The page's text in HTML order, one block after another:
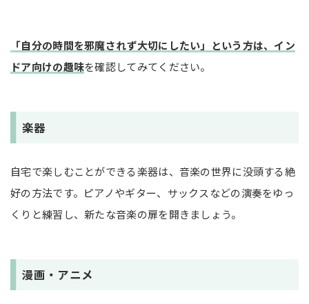
「自分の時間を邪魔されず大切にしたい」という方は、イン
ドア向けの趣味を確認してみてください。
楽器
自宅で楽しむことができる楽器は、音楽の世界に没頭する絶
好の方法です。ピアノやギター、サックスなどの演奏をゆっ
くりと練習し、新たな音楽の扉を開きましょう。
漫画・アニメ